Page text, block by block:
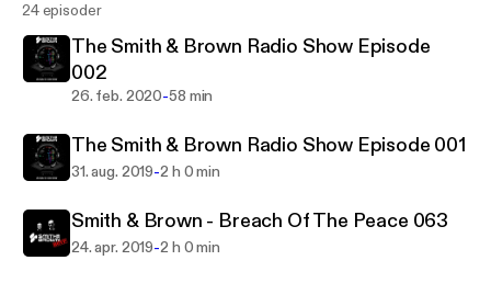
24 episoder
The Smith & Brown Radio Show Episode
002
26. feb. 2020-58 min
The Smith & Brown Radio Show Episode 001
31. aug. 2019-2 h 0 min
Smith & Brown - Breach Of The Peace 063
24. apr. 2019-2 h 0 min